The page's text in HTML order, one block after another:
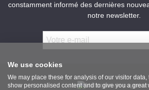
constamment informé des dernières
notre newsletter.
We use cookies
We may place these for analysis of our visitor
show personalised content and to give you a great